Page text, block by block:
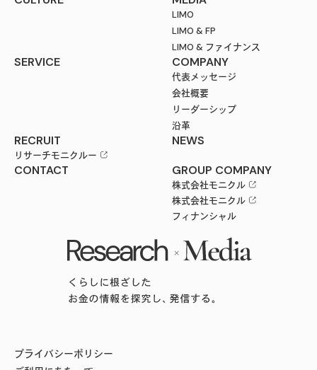
LIMO
LIMO & FP
LIMO & ファイナンス
SERVICE COMPANY
代表メッセージ
会社概要
リーダーシップ
沿革
RECRUIT
リサーチモニクルー
NEWS
CONTACT
GROUP COMPANY
株式会社モニクル
株式会社モニクル
フィナンシャル
プライバシーポリシー